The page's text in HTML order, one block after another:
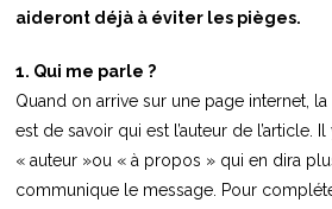
aideront déjà à éviter les pièges.
1. Qui me parle ?
Quand on arrive sur une page internet,
est de savoir qui est l’auteur de l’article.
« auteur »ou « à propos » qui en dira
communique le message. Pour